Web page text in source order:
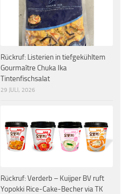
Rückruf: Listerien in tiefgekühltem
Gourmaître Chuka Ika
Tintenfischsalat
29 JULI, 2026
Rückruf: Verderb – Kuijper BV ruft
Yopokki Rice-Cake-Becher via TK